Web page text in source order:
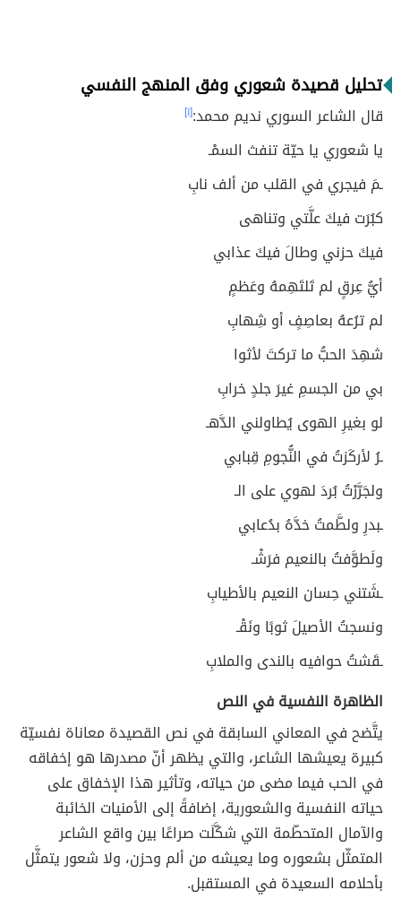
تحليل قصيدة شعوري وفق المنهج النفسي
قال الشاعر السوري نديم محمد:[١]
يا شعوري يا حيّة تنفث السمْـ
ـمَ فيجري في القلب من ألف نابِ
كبُرَت فيكَ علَّتي وتناهى
فيكَ حزني وطالَ فيكَ عذابي
أيُّ عِرقٍ لم تَلتَهِمهُ وعَظمٍ
لم ترُعهُ بعاصِفٍ أو شِهابِ
شهِدَ الحبُّ ما تركتَ لأثوا
بي من الجسمِ غيرَ جلدٍ خرابِ
لو بغيرِ الهوى يُطاولني الدَّهـ
ـرُ لأركَزتُ في النُّجومِ قِبابي
ولجَرَّرْتُ بُردَ لهوي على الـ
ـبدرِ ولطَّمتُ خدَّهُ بدُعابي
ولَطوَّفتُ بالنعيم فرَشْـ
ـشَتني حِسان النعيم بالأطيابِ
ونسجتُ الأصيلَ ثوبًا ونَقْـ
ـقَشتُ حوافيه بالندى والملابِ
الظاهرة النفسية في النص
يتَّضح في المعاني السابقة في نص القصيدة معاناة نفسيّة
كبيرة يعيشها الشاعر، والتي يظهر أنّ مصدرها هو إخفاقه
في الحب فيما مضى من حياته، وتأثير هذا الإخفاق على
حياته النفسية والشعورية، إضافةً إلى الأمنيات الخائبة
والآمال المتحطّمة التي شكَّلَت صراعًا بين واقع الشاعر
المتمثّل بشعوره وما يعيشه من ألم وحزن، ولا شعور يتمثَّل
بأحلامه السعيدة في المستقبل.